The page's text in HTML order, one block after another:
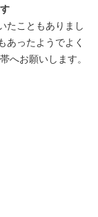
たこともありまし
あったようでよく
へお願いします。